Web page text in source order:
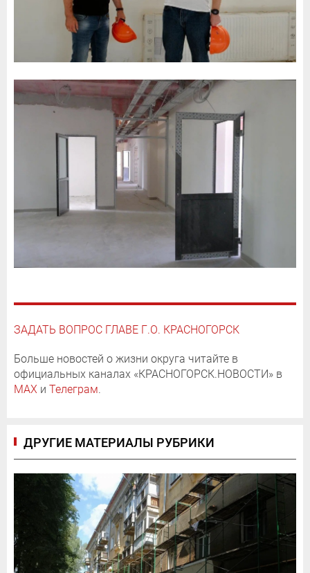
ЗАДАТЬ ВОПРОС ГЛАВЕ Г.О. КРАСНОГОРСК
Больше новостей о жизни округа читайте в
официальных каналах «КРАСНОГОРСК.НОВОСТИ» в
MAX и Телеграм.
ДРУГИЕ МАТЕРИАЛЫ РУБРИКИ